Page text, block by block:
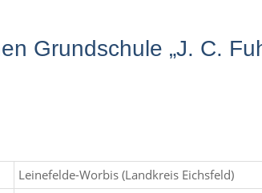
Grundschule „J. C.
Leinefelde-Worbis (Landkreis Eichsfeld)